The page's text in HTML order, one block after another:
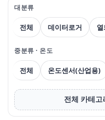
대분류
전체 데이터로거
중분류 · 온도
전체 온도센서(산업용)
전체 카테고